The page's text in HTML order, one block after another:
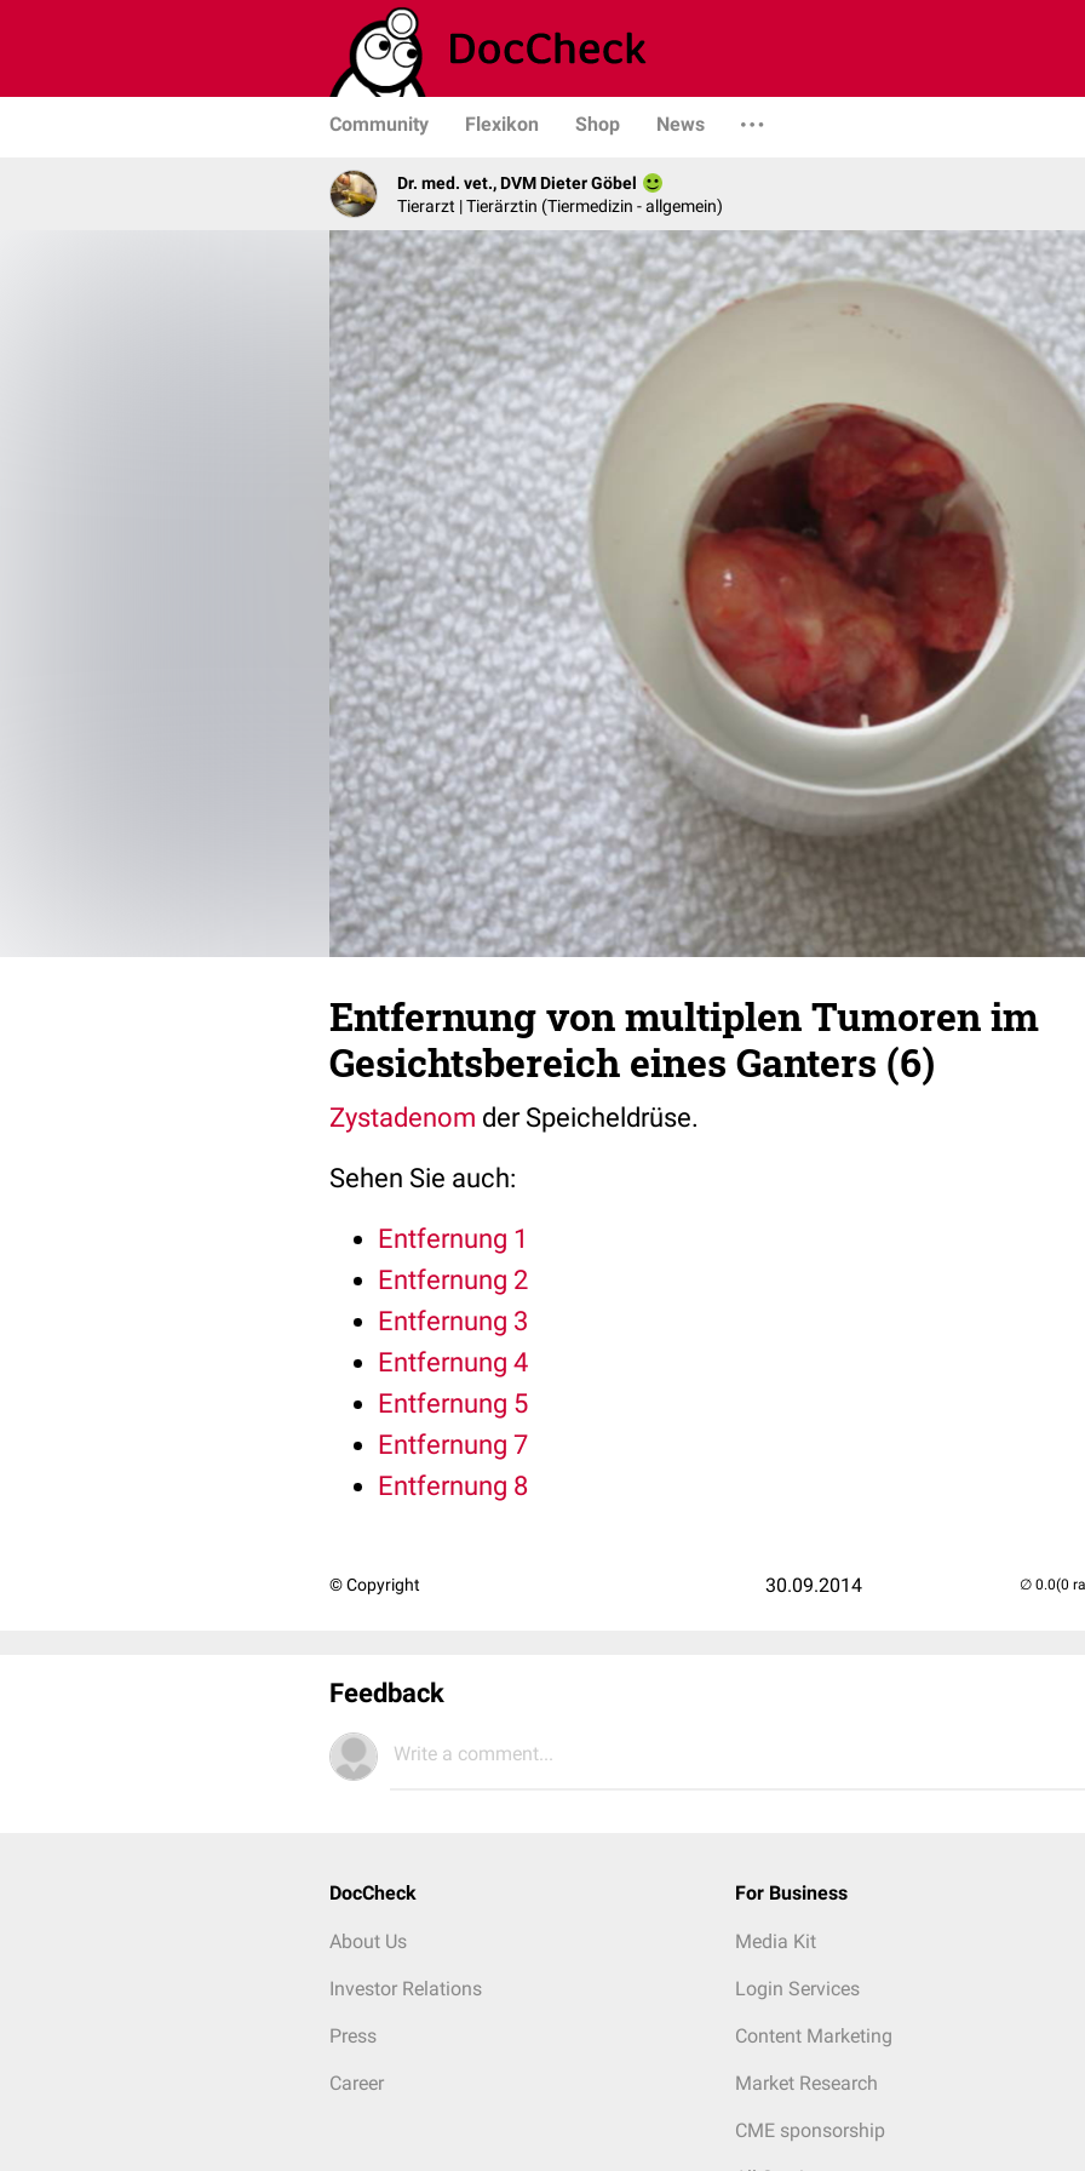
Community Flexikon Shop News
Dr. med. vet., DVM Dieter Göbel
Tierarzt | Tierärztin (Tiermedizin - allgemein)
Entfernung von multiplen Tumoren im
Gesichtsbereich eines Ganters (6)
Zystadenom der Speicheldrüse.
Sehen Sie auch:
Entfernung 1
Entfernung 2
Entfernung 3
Entfernung 4
Entfernung 5
Entfernung 7
Entfernung 8
© Copyright 30.09.2014 (0
Feedback
Write a comment...
DocCheck
About Us
Investor Relations
Press
Career
For Business
Media Kit
Login Services
Content Marketing
Market Research
CME sponsorship